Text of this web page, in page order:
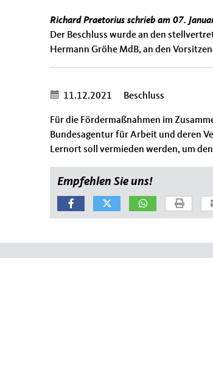
Der Beschluss wurde an den
Richard Praetorius schrieb am 07.
Der Beschluss wurde an den
Hermann Gröhe MdB, an den
11.12.2021 Beschluss
Für die Fördermaßnahmen im
Bundesagentur für Arbeit und deren
Lernort soll vermieden werden, um
Empfehlen Sie uns!